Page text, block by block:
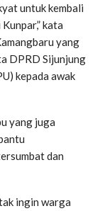
untuk kembali
kata
yang
DPRD Sijunjung
kepada awak
yang juga
dan
ingin warga